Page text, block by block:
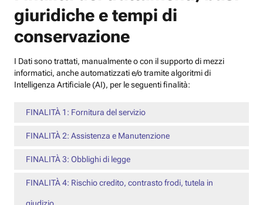
giuridiche e tempi di
conservazione
I Dati sono trattati, manualmente o con il supporto di mezzi
informatici, anche automatizzati e/o tramite algoritmi di
Intelligenza Artificiale (AI), per le seguenti finalità:
FINALITÀ 1: Fornitura del servizio
FINALITÀ 2: Assistenza e Manutenzione
FINALITÀ 3: Obblighi di legge
FINALITÀ 4: Rischio credito, contrasto frodi, tutela in